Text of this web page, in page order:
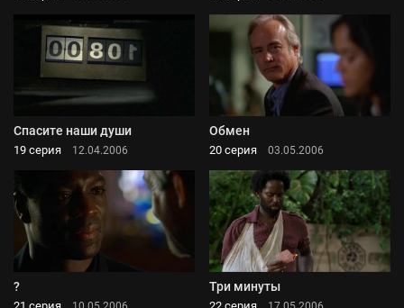
Спасите наши души
19 серия 12.04.2006
Обмен
20 серия 03.05.2006
? Три минуты